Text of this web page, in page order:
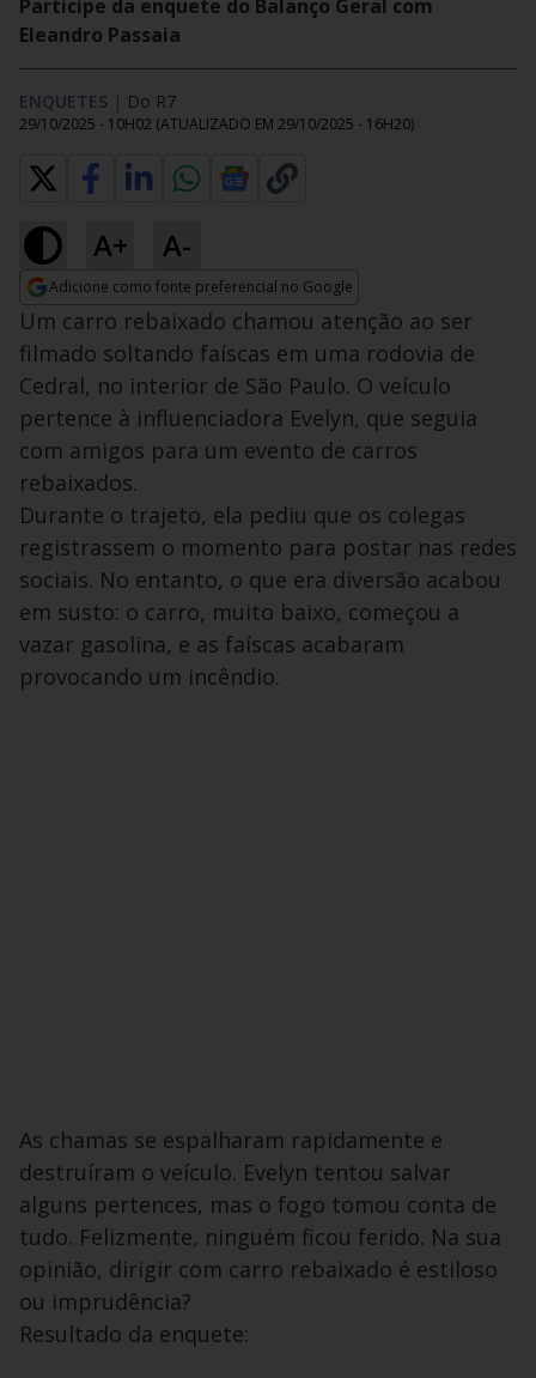
Participe da enquete do Balanço Geral com
Eleandro Passaia
ENQUETES | Do R7
29/10/2025 - 10H02 (ATUALIZADO EM 29/10/2025 - 16H20)
A+ A-
Adicione como fonte preferencial no Google
Opens in new window
Um carro rebaixado chamou atenção ao ser
filmado soltando faíscas em uma rodovia de
Cedral, no interior de São Paulo. O veículo
pertence à influenciadora Evelyn, que seguia
com amigos para um evento de carros
rebaixados.
Durante o trajeto, ela pediu que os colegas
registrassem o momento para postar nas redes
sociais. No entanto, o que era diversão acabou
em susto: o carro, muito baixo, começou a
vazar gasolina, e as faíscas acabaram
provocando um incêndio.
As chamas se espalharam rapidamente e
destruíram o veículo. Evelyn tentou salvar
alguns pertences, mas o fogo tomou conta de
tudo. Felizmente, ninguém ficou ferido. Na sua
opinião, dirigir com carro rebaixado é estiloso
ou imprudência?
Resultado da enquete: